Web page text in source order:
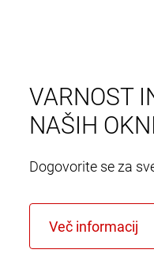
VARNOST
NAŠIH
Dogovorite se za